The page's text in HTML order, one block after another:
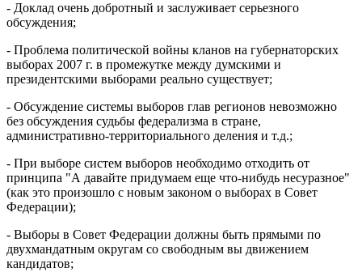
- Доклад очень добротный и заслуживает серьезного
обсуждения;
- Проблема политической войны кланов на губернаторских
выборах 2007 г. в промежутке между думскими и
президентскими выборами реально существует;
- Обсуждение системы выборов глав регионов невозможно
без обсуждения судьбы федерализма в стране,
административно-территориального деления и т.д.;
- При выборе систем выборов необходимо отходить от
принципа "А давайте придумаем еще что-нибудь несуразное"
(как это произошло с новым законом о выборах в Совет
Федерации);
- Выборы в Совет Федерации должны быть прямыми по
двухмандатным округам со свободным вы движением
кандидатов;